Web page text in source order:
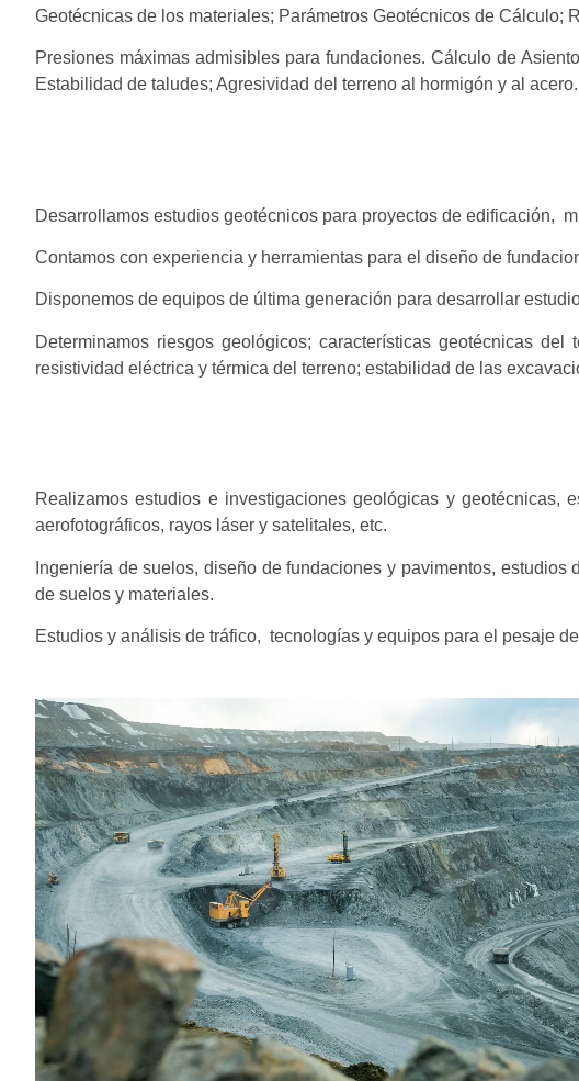
Geotécnicas de los materiales; Parámetros Geotécnicos de Cálculo;
Presiones máximas admisibles para fundaciones. Cálculo de
Estabilidad de taludes; Agresividad del terreno al hormigón y al acero.
Desarrollamos estudios geotécnicos para proyectos de edificación,
Contamos con experiencia y herramientas para el diseño de
Disponemos de equipos de última generación para desarrollar
Determinamos riesgos geológicos; características geotécnicas
resistividad eléctrica y térmica del terreno; estabilidad de las
Realizamos estudios e investigaciones geológicas y
aerofotográficos, rayos láser y satelitales, etc.
Ingeniería de suelos, diseño de fundaciones y pavimentos,
de suelos y materiales.
Estudios y análisis de tráfico, tecnologías y equipos para el pesaje